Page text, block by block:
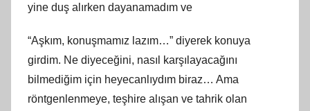
yine duş alırken dayanamadım ve
“Aşkım, konuşmamız lazım…” diyerek konuya
girdim. Ne diyeceğini, nasıl karşılayacağını
bilmediğim için heyecanlıydım biraz… Ama
röntgenlenmeye, teşhire alışan ve tahrik olan